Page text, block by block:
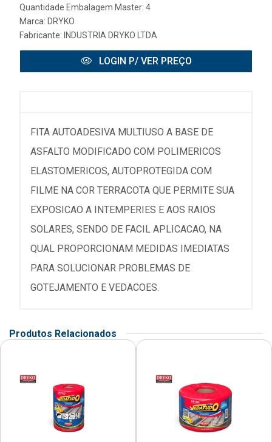
Quantidade Embalagem Master: 4
Marca: DRYKO
Fabricante: INDUSTRIA DRYKO LTDA
LOGIN P/ VER PREÇO
FITA AUTOADESIVA MULTIUSO A BASE DE
ASFALTO MODIFICADO COM POLIMERICOS
ELASTOMERICOS, AUTOPROTEGIDA COM
FILME NA COR TERRACOTA QUE PERMITE SUA
EXPOSICAO A INTEMPERIES E AOS RAIOS
SOLARES, SENDO DE FACIL APLICACAO, NA
QUAL PROPORCIONAM MEDIDAS IMEDIATAS
PARA SOLUCIONAR PROBLEMAS DE
GOTEJAMENTO E VEDACOES.
Produtos Relacionados